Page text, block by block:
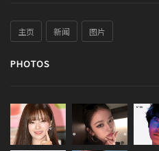
主页 新闻 图片
PHOTOS